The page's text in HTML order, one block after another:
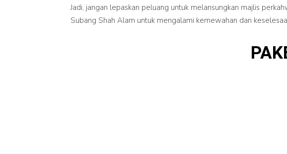
Jadi, jangan lepaskan peluang untuk melansungkan majlis
Subang Shah Alam untuk mengalami kemewahan dan